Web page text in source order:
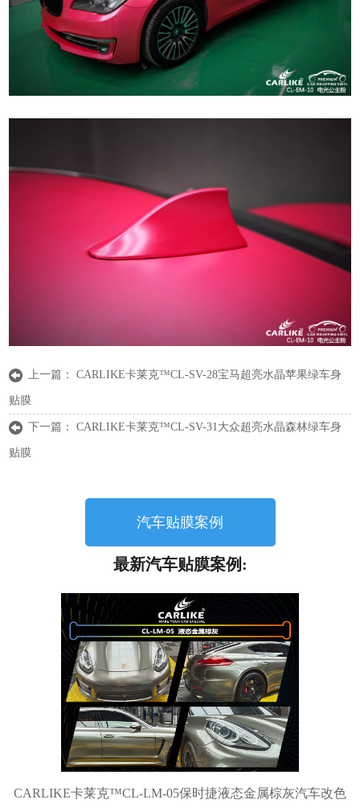
上一篇：CARLIKE卡莱克™CL-SV-28宝马超亮水晶苹果绿车身
贴膜
下一篇：CARLIKE卡莱克™CL-SV-31大众超亮水晶森林绿车身
贴膜
汽车贴膜案例
最新汽车贴膜案例:
CARLIKE卡莱克™CL-LM-05保时捷液态金属棕灰汽车改色